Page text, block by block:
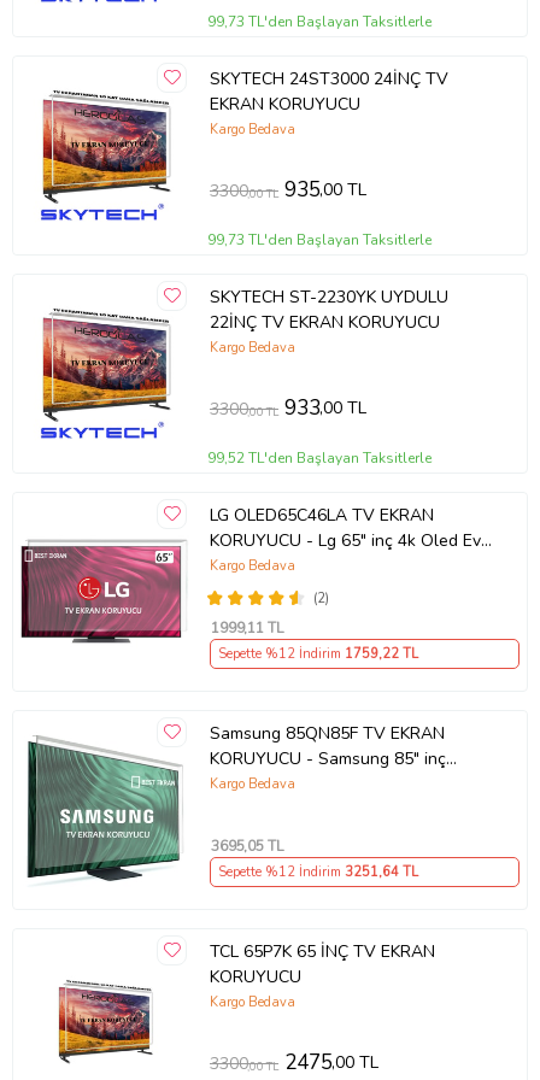
99,73 TL'den Başlayan Taksitlerle
SKYTECH 24ST3000 24İNÇ TV
EKRAN KORUYUCU
Kargo Bedava
3300,00 TL 935,00 TL
99,73 TL'den Başlayan Taksitlerle
SKYTECH ST-2230YK UYDULU
22İNÇ TV EKRAN KORUYUCU
Kargo Bedava
3300,00 TL 933,00 TL
99,52 TL'den Başlayan Taksitlerle
LG OLED65C46LA TV EKRAN
KORUYUCU - Lg 65" inç 4k Oled Evo
Ekran Koruyucu
(2)
Kargo Bedava
1999,11 TL
Sepette %12 İndirim 1759,22 TL
Samsung 85QN85F TV EKRAN
KORUYUCU - Samsung 85" inç
214cm 216 Ekran Tv ekran Koruyucu
Kargo Bedava
3695,05 TL
Sepette %12 İndirim 3251,64 TL
TCL 65P7K 65 İNÇ TV EKRAN
KORUYUCU
Kargo Bedava
3300,00 TL 2475,00 TL